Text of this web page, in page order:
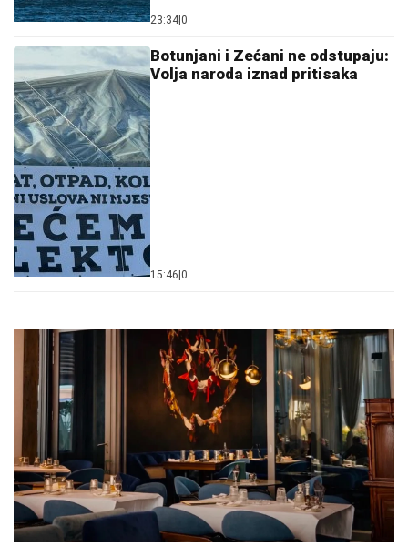
23:34 0
Botunjani i Zećani ne odstupaju:
Volja naroda iznad pritisaka
15:46 0